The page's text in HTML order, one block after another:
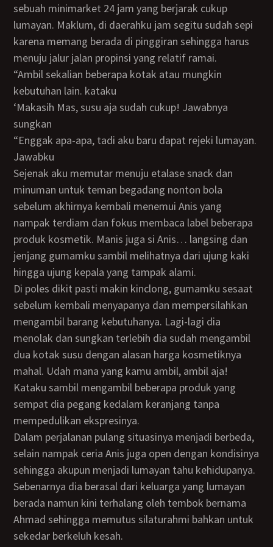
sebuah minimarket 24 jam yang berjarak cukup
lumayan. Maklum, di daerahku jam segitu sudah sepi
karena memang berada di pinggiran sehingga harus
menuju jalur jalan propinsi yang relatif ramai.
“ambil sekalian beberapa kotak atau mungkin
kebutuhan lain. kataku
‘makasih Mas, susu aja sudah cukup! Jawabnya
sungkan
“enggak apa-apa, tadi aku baru dapat rejeki lumayan.
Jawabku
Sejenak aku memutar menuju etalase snack dan
minuman untuk teman begadang nonton bola
sebelum akhirnya kembali menemui Anis yang
nampak terdiam dan fokus membaca label beberapa
produk kosmetik. Manis juga si Anis… langsing dan
jenjang gumamku sambil melihatnya dari ujung kaki
hingga ujung kepala yang tampak alami.
Di poles dikit pasti makin kinclong, gumamku sesaat
sebelum kembali menyapanya dan mempersilahkan
mengambil barang kebutuhanya. Lagi-lagi dia
menolak dan sungkan terlebih dia sudah mengambil
dua kotak susu dengan alasan harga kosmetiknya
mahal. Udah mana yang kamu ambil, ambil aja!
Kataku sambil mengambil beberapa produk yang
sempat dia pegang kedalam keranjang tanpa
mempedulikan ekspresinya.
Dalam perjalanan pulang situasinya menjadi berbeda,
selain nampak ceria Anis juga open dengan kondisinya
sehingga akupun menjadi lumayan tahu kehidupanya.
Sebenarnya dia berasal dari keluarga yang lumayan
berada namun kini terhalang oleh tembok bernama
Ahmad sehingga memutus silaturahmi bahkan untuk
sekedar berkeluh kesah.